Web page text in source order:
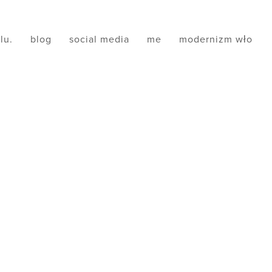
blog social media me modernizm wło